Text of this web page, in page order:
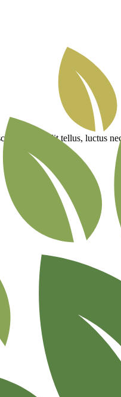
elit. Ut elit tellus, luctus